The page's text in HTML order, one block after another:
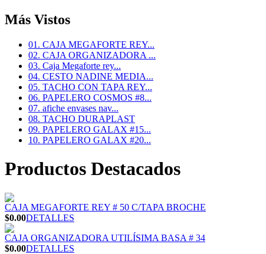
Más Vistos
01. CAJA MEGAFORTE REY...
02. CAJA ORGANIZADORA ...
03. Caja Megaforte rey...
04. CESTO NADINE MEDIA...
05. TACHO CON TAPA REY...
06. PAPELERO COSMOS #8...
07. afiche envases nav...
08. TACHO DURAPLAST
09. PAPELERO GALAX #15...
10. PAPELERO GALAX #20...
Productos Destacados
CAJA MEGAFORTE REY # 50 C/TAPA BROCHE
$0.00DETALLES
CAJA ORGANIZADORA UTILÍSIMA BASA # 34
$0.00DETALLES